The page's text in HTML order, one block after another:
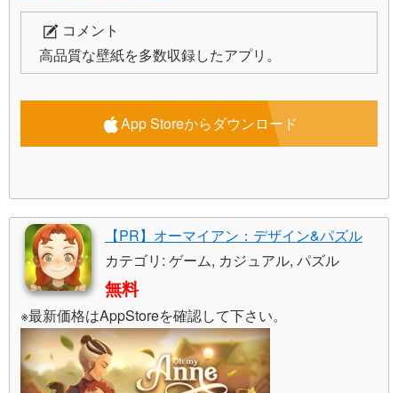
コメント
高品質な壁紙を多数収録したアプリ。
App Storeからダウンロード
【PR】オーマイアン：デザイン&パズル
カテゴリ: ゲーム, カジュアル, パズル
無料
※最新価格はAppStoreを確認して下さい。